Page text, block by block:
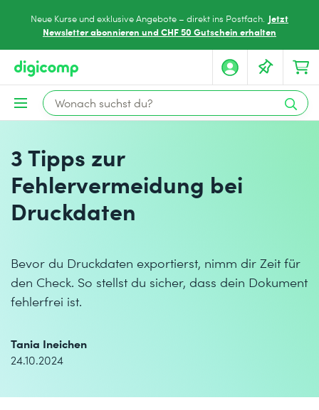
Neue Kurse und exklusive Angebote – direkt ins Postfach. Jetzt
Newsletter abonnieren und CHF 50 Gutschein erhalten
3 Tipps zur
Fehlervermeidung bei
Druckdaten
Bevor du Druckdaten exportierst, nimm dir Zeit für
den Check. So stellst du sicher, dass dein Dokument
fehlerfrei ist.
Tania Ineichen
24.10.2024